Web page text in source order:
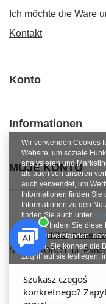
Ich möchte die Ware
Kontakt
Konto
Informationen
MOJE KONTO
+48784454053
SUPERROBOT,ul.
Im Shop
Wir verwenden Cookies
Website, um soziale
analysieren und
als auch von unseren
auch verwendet, um
Informationen finden Sie
Informationen zu den
finden Sie auch unter
Google. Indem Sie diese
damit einverstanden,
werden. Sie können die
Zugriff auf sie festlegen,
„Zustimmungen
jederzeit widerrufen,
dem jeweiligen Endgerät